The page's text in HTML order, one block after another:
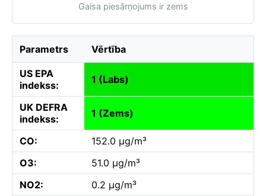
Gaisa piesārņojums ir zems
Parametrs Vērtība
US EPA
indekss:
1 (Labs)
UK DEFRA
indekss:
1 (Zems)
CO:
152.0 µg/m³
O3:
51.0 µg/m³
NO2:
0.2 µg/m³